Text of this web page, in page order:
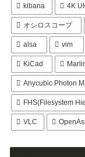
kibana 4K
オシロスコープ
alsa vim
KiCad
Anycubic Photon
FHS(Filesystem
VLC